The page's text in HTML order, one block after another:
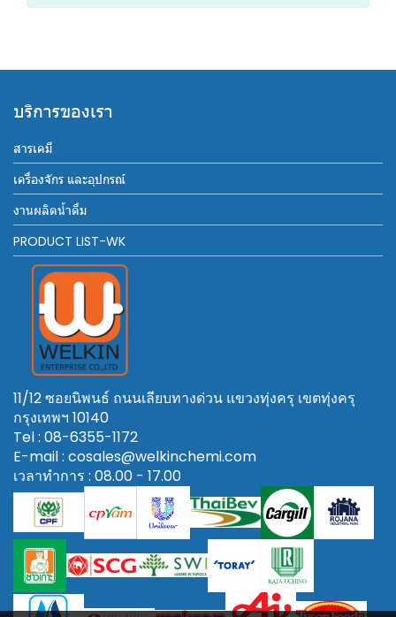
บริการของเรา
สารเคมี
เครื่องจักร และอุปกรณ์
งานผลิตน้ำดื่ม
PRODUCT LIST-WK
11/12 ซอยนิพนธ์ ถนนเลียบทางด่วน แขวงทุ่งครุ เขตทุ่งครุ
กรุงเทพฯ 10140
Tel : 08-6355-1172
E-mail : cosales@welkinchemi.com
เวลาทำการ : 08.00 - 17.00